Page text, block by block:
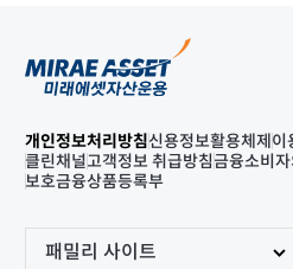
개인정보처리방침신용정보활용체제 이
클린채널고객정보 취급방침금융소비
보호금융상품등록부
패밀리 사이트